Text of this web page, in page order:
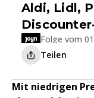
Aldi, Lidl,
Folge vom
Teilen
Mit niedrigen